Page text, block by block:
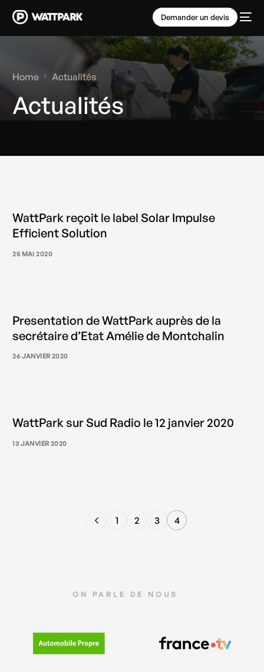
Demander un devis
Home Actualités
Actualités
WattPark reçoit le label Solar Impulse
Efficient Solution
25 MAI 2020
Presentation de WattPark auprès de la
secrétaire d’Etat Amélie de Montchalin
26 JANVIER 2020
WattPark sur Sud Radio le 12 janvier 2020
13 JANVIER 2020
1 2 3 4
ON PARLE DE NOUS